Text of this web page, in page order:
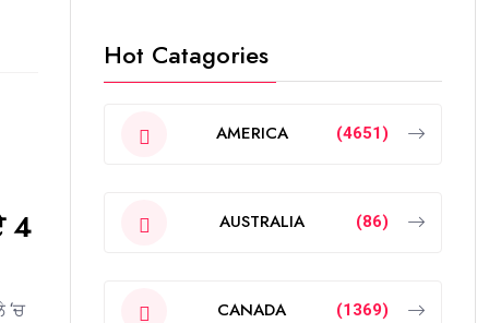
4
‘ਚ
Hot Catagories
AMERICA (4651)
AUSTRALIA (86)
CANADA (1369)